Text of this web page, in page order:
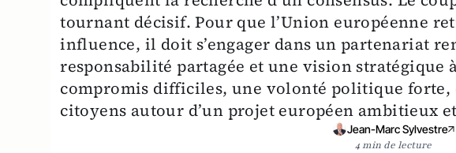
tournant décisif. Pour que l’Union européenne
influence, il doit s’engager dans un partenariat
responsabilité partagée et une vision stratégique
compromis difficiles, une volonté politique forte,
citoyens autour d’un projet européen ambitieux
Jean-Marc Sylvestre
4 min de lecture